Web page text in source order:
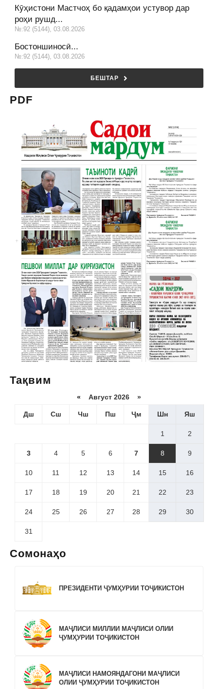
Кӯҳистони Мастчоҳ бо қадамҳои устувор дар
роҳи рушд...
№:92 (5144), 03.08.2026
Бостоншиносӣ...
№:92 (5144), 03.08.2026
БЕШТАР
PDF
Тақвим
« Август 2026 »
Дш Сш Чш Пш Ҷм Шн Яш
1 2
3 4 5 6 7 8 9
10 11 12 13 14 15 16
17 18 19 20 21 22 23
24 25 26 27 28 29 30
31
Сомонаҳо
ПРЕЗИДЕНТИ ҶУМҲУРИИ ТОҶИКИСТОН
МАҶЛИСИ МИЛЛИИ МАҶЛИСИ ОЛИИ
ҶУМҲУРИИ ТОҶИКИСТОН
МАҶЛИСИ НАМОЯНДАГОНИ МАҶЛИСИ
ОЛИИ ҶУМҲУРИИ ТОҶИКИСТОН